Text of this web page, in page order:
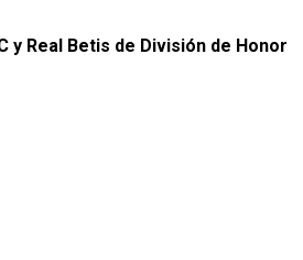
y Real Betis de División de Honor